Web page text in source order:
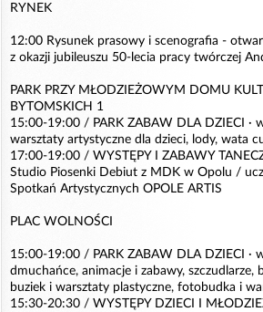
RYNEK
12:00 Rysunek prasowy i scenografia -
z okazji jubileuszu 50-lecia pracy twórczej
PARK PRZY MŁODZIEŻOWYM DOMU
BYTOMSKICH 1
15:00-19:00 / PARK ZABAW DLA DZIECI ·
warsztaty artystyczne dla dzieci, lody, wata
17:00-19:00 / WYSTĘPY I ZABAWY
Studio Piosenki Debiut z MDK w Opolu /
Spotkań Artystycznych OPOLE ARTIS
PLAC WOLNOŚCI
15:00-19:00 / PARK ZABAW DLA DZIECI ·
dmuchańce, animacje i zabawy, szczudlarze,
buziek i warsztaty plastyczne, fotobudka i
15:30-20:30 / WYSTĘPY DZIECI I